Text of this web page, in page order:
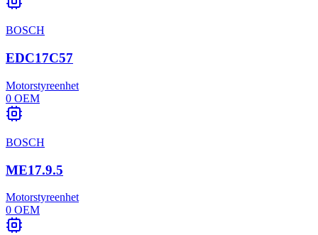
BOSCH
EDC17C57
Motorstyreenhet
0 OEM
BOSCH
ME17.9.5
Motorstyreenhet
0 OEM